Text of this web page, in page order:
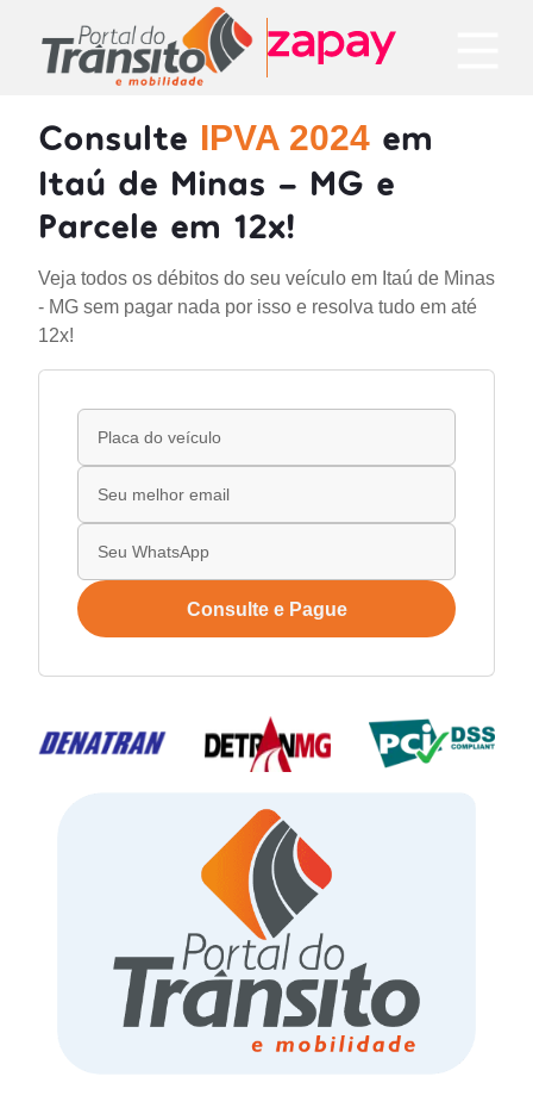
Consulte IPVA 2024 em
Itaú de Minas - MG e
Parcele em 12x!
Veja todos os débitos do seu veículo em Itaú de Minas
- MG sem pagar nada por isso e resolva tudo em até
12x!
Consulte e Pague